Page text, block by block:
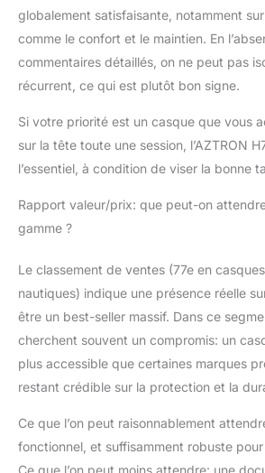
globalement satisfaisante, notamment
comme le confort et le maintien. En
commentaires détaillés, on ne peut pas
récurrent, ce qui est plutôt bon signe.
Si votre priorité est un casque que vous
sur la tête toute une session, l’AZTRON
l’essentiel, à condition de viser la bonne
Rapport valeur/prix: que peut-on
gamme ?
Le classement de ventes (77e en
nautiques) indique une présence réelle
être un best-seller massif. Dans ce
cherchent souvent un compromis: un
plus accessible que certaines marques
restant crédible sur la protection et la
Ce que l’on peut raisonnablement
fonctionnel, et suffisamment robuste
Ce que l’on peut moins attendre: une